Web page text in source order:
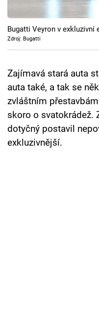
Cool Esport
Pořady
Sledujte prima+
Přihlášení
Bugatti Veyron v exkluzivní
Zdroj: Bugatti
Zajímavá stará auta
auta také, a tak se
zvláštním
skoro o svatokrádež.
dotyčný postavil
exkluzivnější.